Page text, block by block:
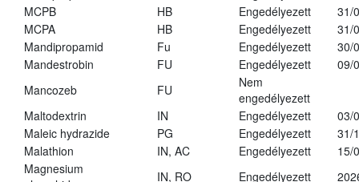
MCPB
HB Engedélyezett
31/
MCPA
HB Engedélyezett
31/
Mandipropamid
Fu Engedélyezett
30/
Mandestrobin
FU Engedélyezett
09/
Mancozeb
FU
Nem
engedélyezett
Maltodextrin
IN Engedélyezett
03/
Maleic hydrazide
PG Engedélyezett
31/
Malathion
IN, AC Engedélyezett
15/
Magnesium
IN, RO Engedélyezett